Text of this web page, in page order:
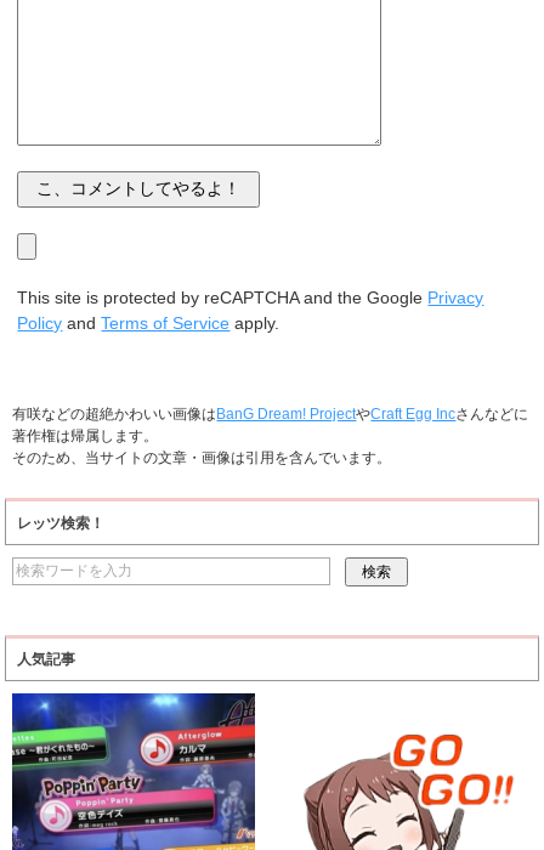
This site is protected by reCAPTCHA and the Google Privacy
Policy andTerms of Service apply.
有咲などの超絶かわいい画像は BanG Dream! ProjectやCraft Egg Incさんなどに
著作権は帰属します。
そのため、当サイトの文章・画像は引用を含んでいます。
レッツ検索！
人気記事